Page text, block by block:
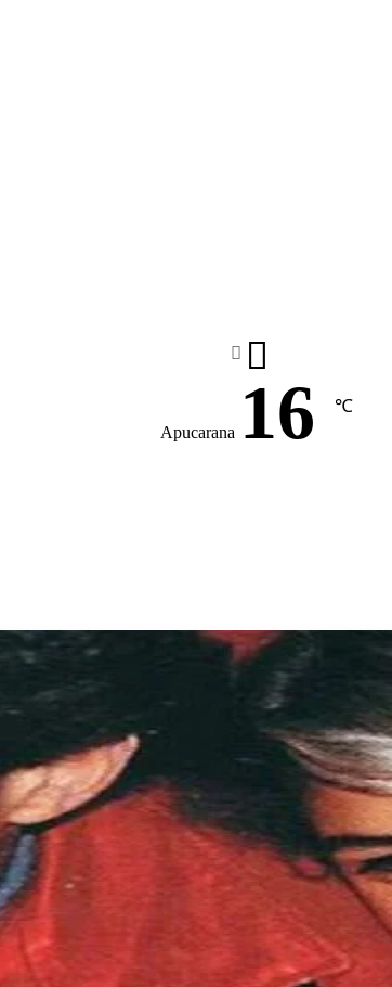
Apucarana 16 ℃